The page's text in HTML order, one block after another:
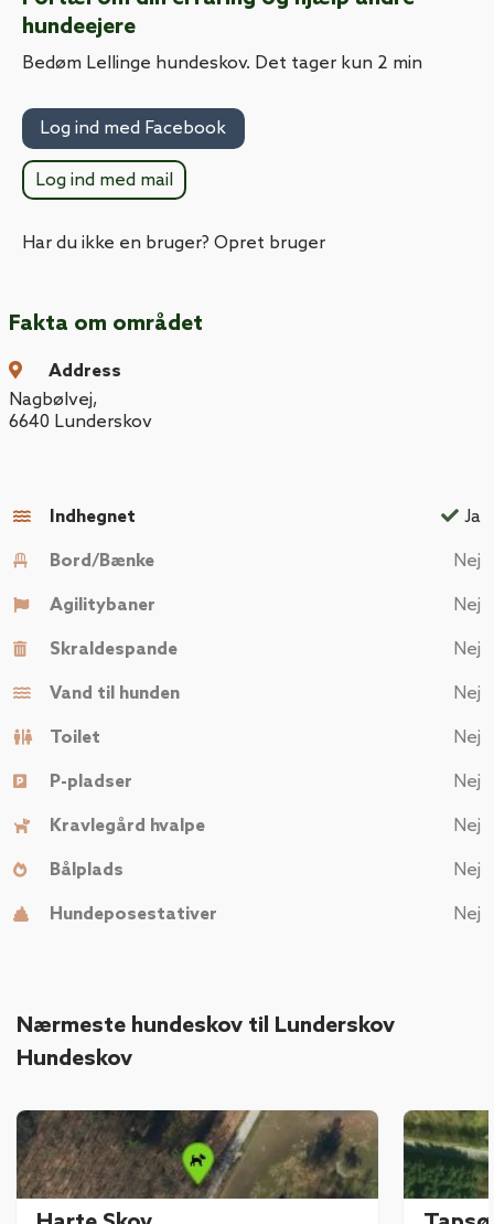
hundeejere
Bedøm Lellinge hundeskov. Det tager kun 2 min
Log ind med Facebook
Log ind med mail
Har du ikke en bruger? Opret bruger
Fakta om området
Address
Nagbølvej,
6640 Lunderskov
Indhegnet Ja
Bord/Bænke Nej
Agilitybaner Nej
Skraldespande Nej
Vand til hunden Nej
Toilet Nej
P-pladser Nej
Kravlegård hvalpe Nej
Bålplads Nej
Hundeposestativer Nej
Nærmeste hundeskov til Lunderskov
Hundeskov